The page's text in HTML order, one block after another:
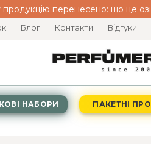
перенесено: що це
Блог Контакти Відгуки
НАБОРИ ПАКЕТНІ